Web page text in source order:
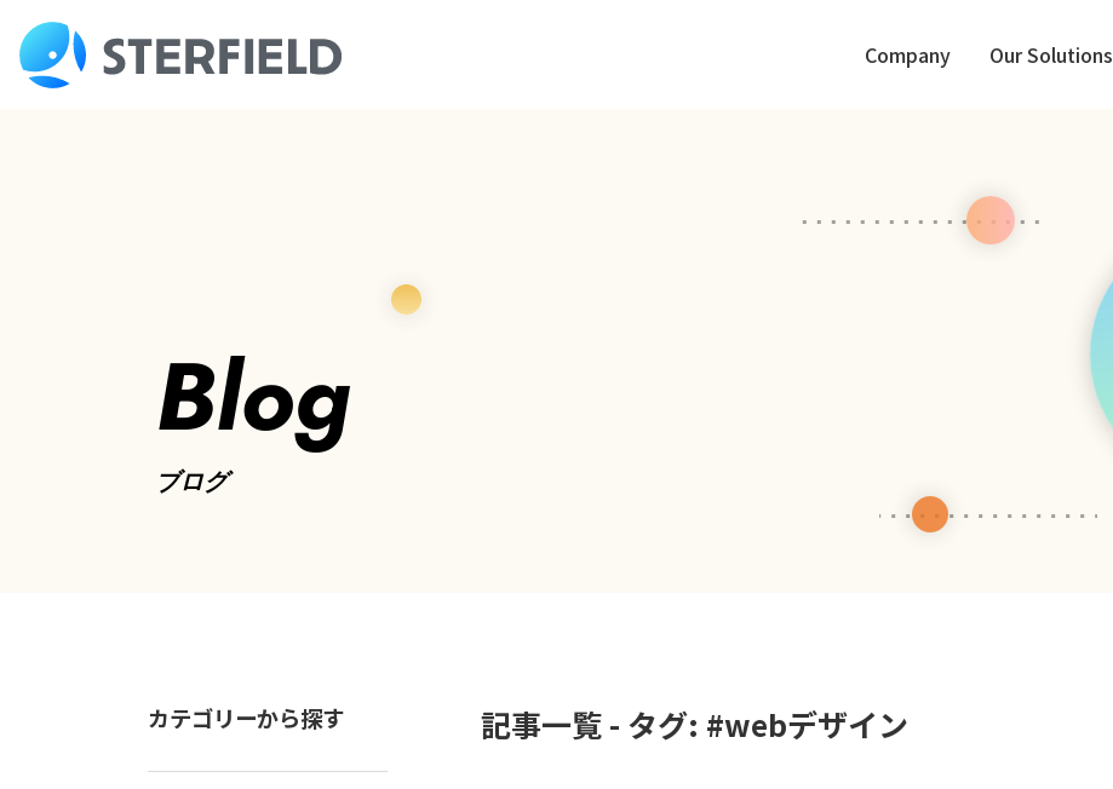
Company Our Solutions
Blog
ブログ
カテゴリーから探す 記事一覧 - タグ: #webデザイン